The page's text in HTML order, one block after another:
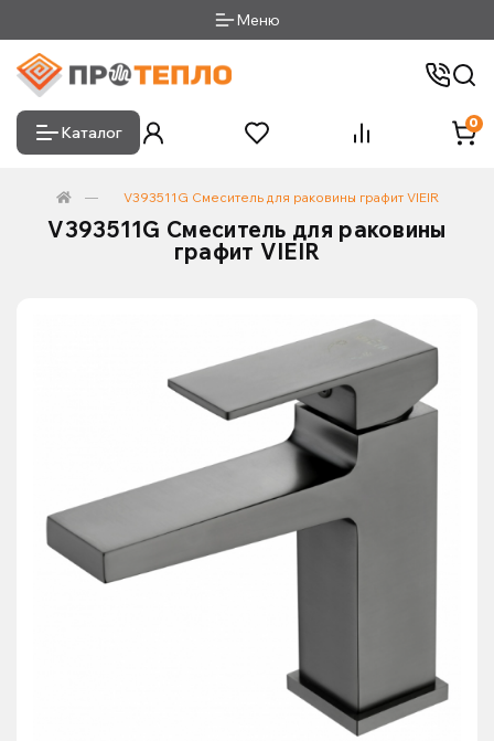
Меню
Каталог
0
V393511G Смеситель для раковины графит VIEIR
V393511G Смеситель для раковины
графит VIEIR